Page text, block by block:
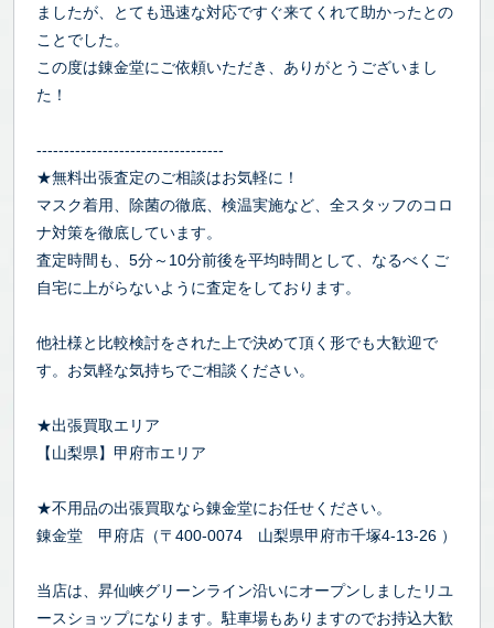
ましたが、とても迅速な対応ですぐ来てくれて助かったとの
ことでした。
この度は錬金堂にご依頼いただき、ありがとうございまし
た！
----------------------------------
★無料出張査定のご相談はお気軽に！
マスク着用、除菌の徹底、検温実施など、全スタッフのコロ
ナ対策を徹底しています。
査定時間も、5分～10分前後を平均時間として、なるべくご
自宅に上がらないように査定をしております。
他社様と比較検討をされた上で決めて頂く形でも大歓迎で
す。お気軽な気持ちでご相談ください。
★出張買取エリア
【山梨県】甲府市エリア
★不用品の出張買取なら錬金堂にお任せください。
錬金堂 甲府店（〒400-0074 山梨県甲府市千塚4-13-26 ）
当店は、昇仙峡グリーンライン沿いにオープンしましたリユ
ースショップになります。駐車場もありますのでお持込大歓